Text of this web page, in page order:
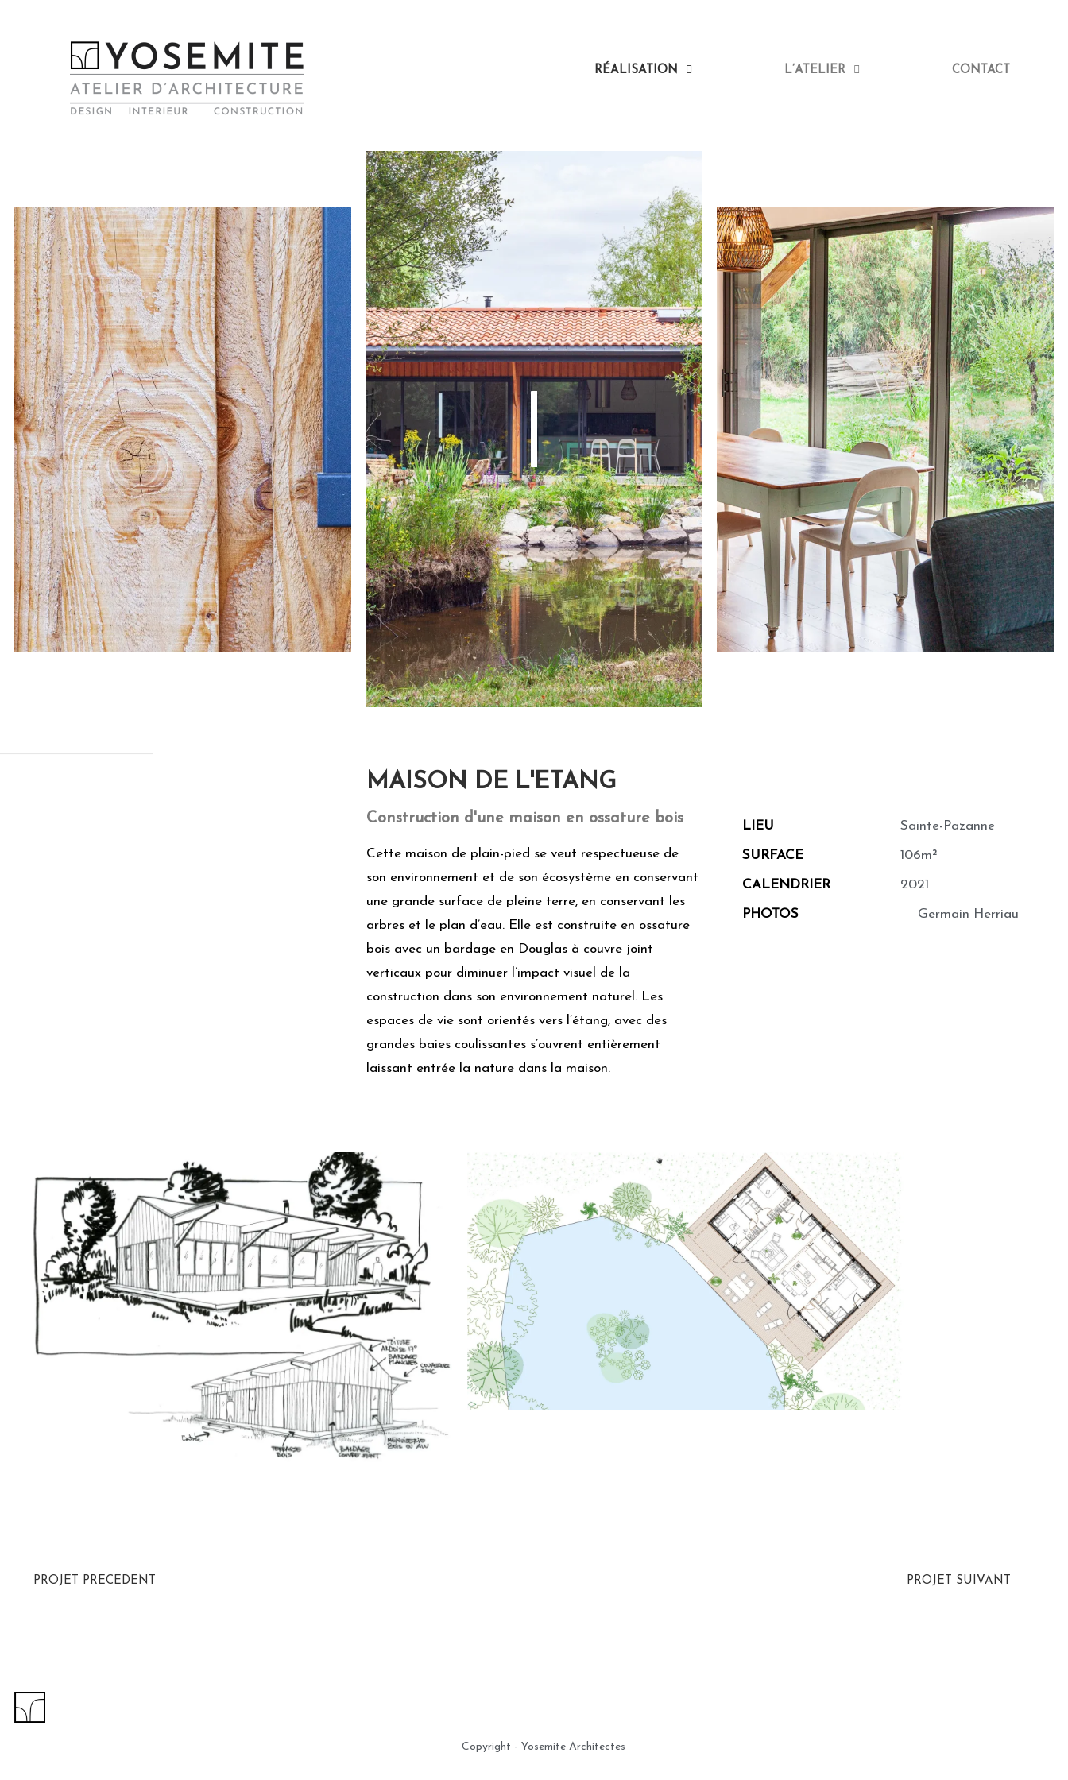
RÉALISATION L’ATELIER CONTACT
MAISON DE L'ETANG
Construction d'une maison en ossature bois
Cette maison de plain-pied se veut respectueuse de
son environnement et de son écosystème en conservant
une grande surface de pleine terre, en conservant les
arbres et le plan d’eau. Elle est construite en ossature
bois avec un bardage en Douglas à couvre joint
verticaux pour diminuer l’impact visuel de la
construction dans son environnement naturel. Les
espaces de vie sont orientés vers l’étang, avec des
grandes baies coulissantes s’ouvrent entièrement
laissant entrée la nature dans la maison.
LIEU
SURFACE
CALENDRIER
PHOTOS
Sainte-Pazanne
106m²
2021
Germain Herriau
PROJET PRECEDENT PROJET SUIVANT
Copyright - Yosemite Architectes